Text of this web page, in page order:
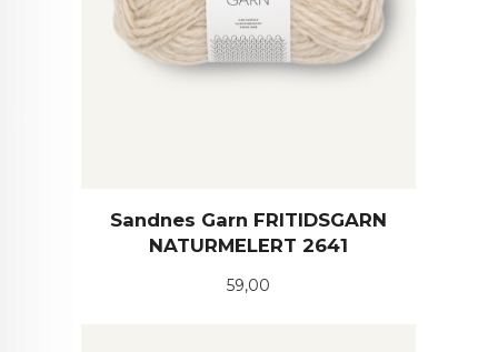
Sandnes Garn FRITIDSGARN
NATURMELERT 2641
Pris
59,00